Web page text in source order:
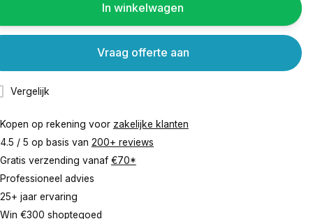
In winkelwagen
Vergelijk
Vraag offerte aan
Kopen op rekening voor zakelijke klanten
4.5 / 5 op basis van 200+ reviews
Gratis verzending vanaf €70*
Professioneel advies
25+ jaar ervaring
Win €300 shoptegoed